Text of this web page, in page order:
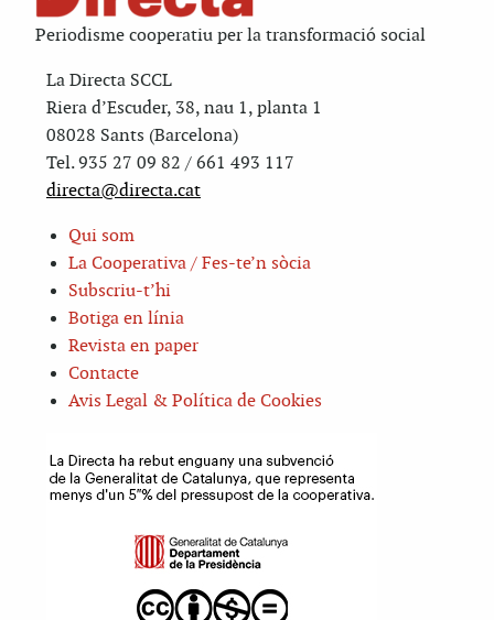
Periodisme cooperatiu per la transformació social
La Directa SCCL
Riera d’Escuder, 38, nau 1, planta 1
08028 Sants (Barcelona)
Tel. 935 27 09 82 / 661 493 117
directa@directa.cat
Qui som
La Cooperativa / Fes-te’n sòcia
Subscriu-t’hi
Botiga en línia
Revista en paper
Contacte
Avis Legal & Política de Cookies